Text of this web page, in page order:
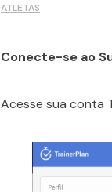
ATLETAS
Conecte-se ao
Acesse sua conta